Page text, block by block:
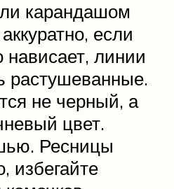
карандашом
если
нависает, линии
растушеванные.
не черный, а
цвет.
Ресницы
избегайте